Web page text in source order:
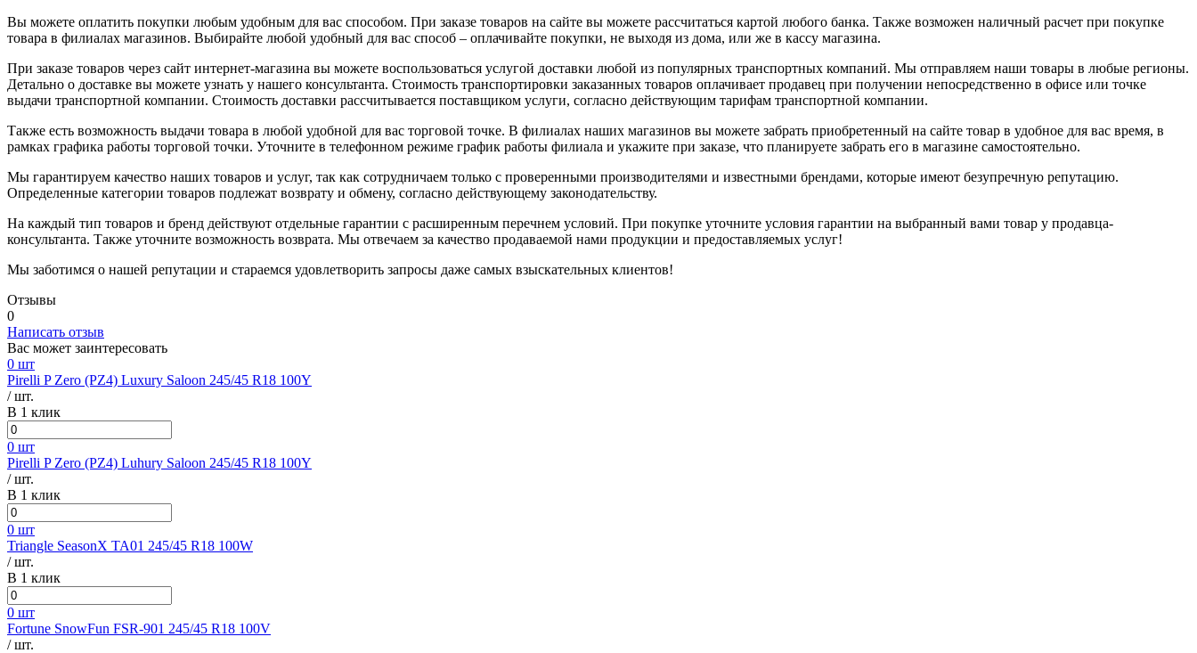
Вы можете оплатить покупки любым удобным для вас способом. При заказе товаров на сайте вы можете рассчитаться картой любого банка. Также возможен наличный расчет при покупке
товара в филиалах магазинов. Выбирайте любой удобный для вас способ – оплачивайте покупки, не выходя из дома, или же в кассу магазина.
При заказе товаров через сайт интернет-магазина вы можете воспользоваться услугой доставки любой из популярных транспортных компаний. Мы отправляем наши товары в любые регионы.
Детально о доставке вы можете узнать у нашего консультанта. Стоимость транспортировки заказанных товаров оплачивает продавец при получении непосредственно в офисе или точке
выдачи транспортной компании. Стоимость доставки рассчитывается поставщиком услуги, согласно действующим тарифам транспортной компании.
Также есть возможность выдачи товара в любой удобной для вас торговой точке. В филиалах наших магазинов вы можете забрать приобретенный на сайте товар в удобное для вас время, в
рамках графика работы торговой точки. Уточните в телефонном режиме график работы филиала и укажите при заказе, что планируете забрать его в магазине самостоятельно.
Мы гарантируем качество наших товаров и услуг, так как сотрудничаем только с проверенными производителями и известными брендами, которые имеют безупречную репутацию.
Определенные категории товаров подлежат возврату и обмену, согласно действующему законодательству.
На каждый тип товаров и бренд действуют отдельные гарантии с расширенным перечнем условий. При покупке уточните условия гарантии на выбранный вами товар у продавца-
консультанта. Также уточните возможность возврата. Мы отвечаем за качество продаваемой нами продукции и предоставляемых услуг!
Мы заботимся о нашей репутации и стараемся удовлетворить запросы даже самых взыскательных клиентов!
Отзывы
0
Написать отзыв
Вас может заинтересовать
0 шт
Pirelli P Zero (PZ4) Luxury Saloon 245/45 R18 100Y
/ шт.
В 1 клик
0 шт
Pirelli P Zero (PZ4) Luhury Saloon 245/45 R18 100Y
/ шт.
В 1 клик
0 шт
Triangle SeasonX TA01 245/45 R18 100W
/ шт.
В 1 клик
0 шт
Fortune SnowFun FSR-901 245/45 R18 100V
/ шт.